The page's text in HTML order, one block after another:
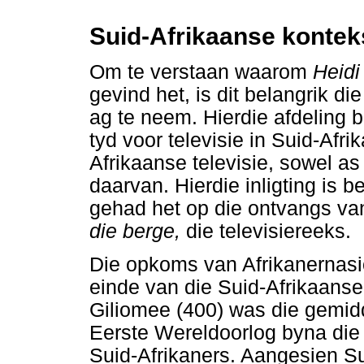
Suid-Afrikaanse
Om te verstaan waarom
gevind het, is dit belangrik
ag te neem. Hierdie afdeling
tyd voor televisie in Suid-
Afrikaanse televisie, sowel
daarvan. Hierdie inligting is
gehad het op die ontvangs
die berge, die televisiereeks.
Die opkoms van
einde van die Suid-
Giliomee (400) was die
Eerste Wereldoorlog byna
Suid-Afrikaners. Aangesien